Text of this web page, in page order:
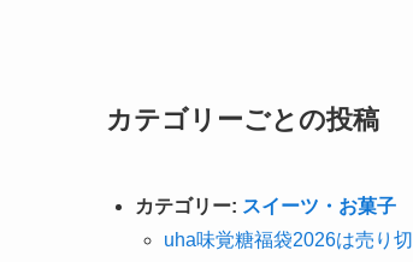
カテゴリーごとの投稿
カテゴリー: スイーツ・お菓子
uha味覚糖福袋2026は売り